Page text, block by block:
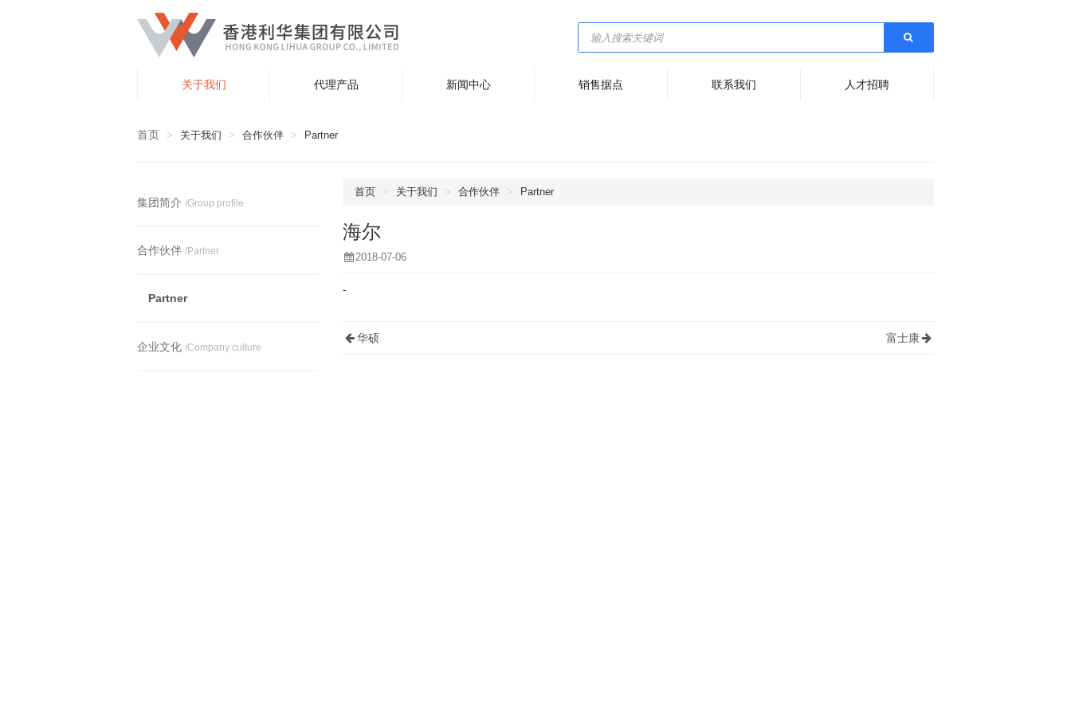
关于我们 代理产品 新闻中心 销售据点 联系我们 人才招聘
首页 关于我们 合作伙伴 Partner
集团简介 /Group profile
合作伙伴 /Partner
Partner
企业文化 /Company culture
首页 关于我们 合作伙伴 Partner
海尔
2018-07-06
-
华硕 富士康